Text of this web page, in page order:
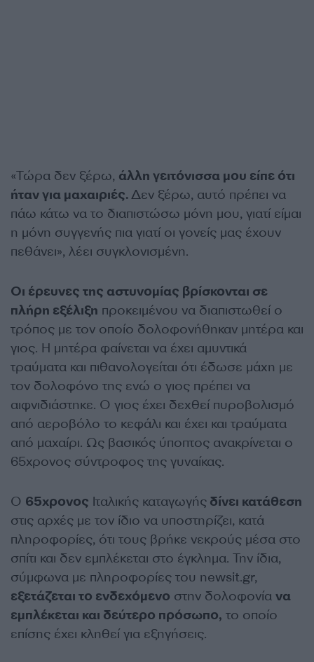
«Τώρα δεν ξέρω, άλλη γειτόνισσα μου είπε ότι
ήταν για μαχαιριές.Δεν ξέρω, αυτό πρέπει να
πάω κάτω να το διαπιστώσω μόνη μου, γιατί είμαι
η μόνη συγγενής πια γιατί οι γονείς μας έχουν
πεθάνει», λέει συγκλονισμένη.
Οι έρευνες της αστυνομίας βρίσκονται σε
πλήρη εξέλιξη προκειμένου να διαπιστωθεί ο
τρόπος με τον οποίο δολοφονήθηκαν μητέρα και
γιος. Η μητέρα φαίνεται να έχει αμυντικά
τραύματα και πιθανολογείται ότι έδωσε μάχη με
τον δολοφόνο της ενώ ο γιος πρέπει να
αιφνιδιάστηκε. Ο γιος έχει δεχθεί πυροβολισμό
από αεροβόλο το κεφάλι και έχει και τραύματα
από μαχαίρι. Ως βασικός ύποπτος ανακρίνεται ο
65χρονος σύντροφος της γυναίκας.
Ο 65χρονος Ιταλικής καταγωγής δίνει κατάθεση
στις αρχές με τον ίδιο να υποστηρίζει, κατά
πληροφορίες, ότι τους βρήκε νεκρούς μέσα στο
σπίτι και δεν εμπλέκεται στο έγκλημα. Την ίδια,
σύμφωνα με πληροφορίες του newsit.gr,
εξετάζεται το ενδεχόμενο στην δολοφονία να
εμπλέκεται και δεύτερο πρόσωπο, το οποίο
επίσης έχει κληθεί για εξηγήσεις.